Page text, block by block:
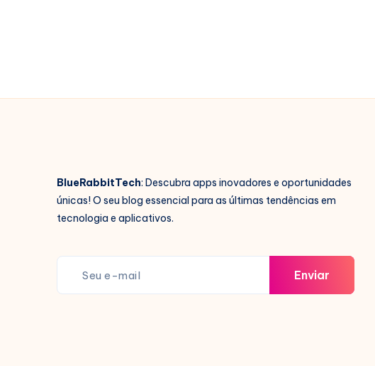
BlueRabbitTech: Descubra apps inovadores e oportunidades
únicas! O seu blog essencial para as últimas tendências em
tecnologia e aplicativos.
Enviar